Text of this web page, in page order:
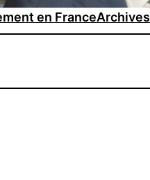
en FranceArchives